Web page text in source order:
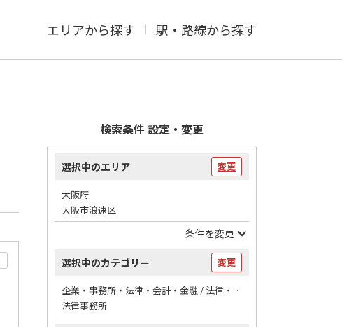
エリアから探す 駅・路線から探す
検索条件 設定・変更
選択中のエリア 変更
大阪府
大阪市浪速区
条件を変更
選択中のカテゴリー 変更
企業・事務所・法律・会計・金融 / 法律・会計
法律事務所